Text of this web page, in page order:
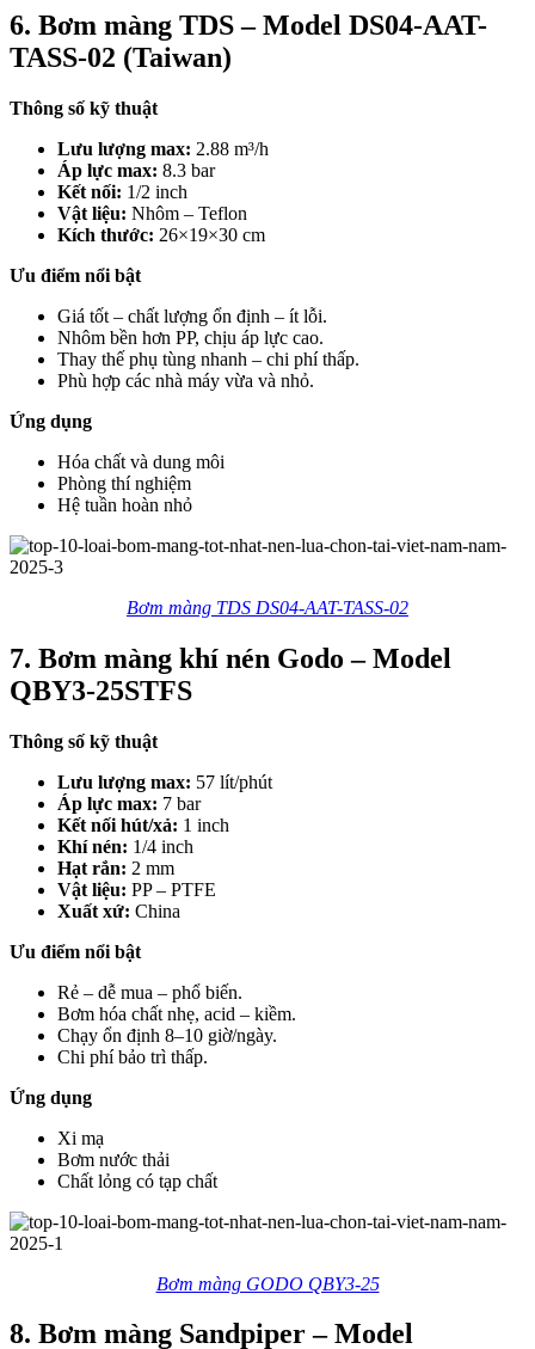
6. Bơm màng TDS – Model DS04-AAT-
TASS-02 (Taiwan)
Thông số kỹ thuật
Lưu lượng max: 2.88 m³/h
Áp lực max: 8.3 bar
Kết nối: 1/2 inch
Vật liệu: Nhôm – Teflon
Kích thước: 26×19×30 cm
Ưu điểm nổi bật
Giá tốt – chất lượng ổn định – ít lỗi.
Nhôm bền hơn PP, chịu áp lực cao.
Thay thế phụ tùng nhanh – chi phí thấp.
Phù hợp các nhà máy vừa và nhỏ.
Ứng dụng
Hóa chất và dung môi
Phòng thí nghiệm
Hệ tuần hoàn nhỏ
Bơm màng TDS DS04-AAT-TASS-02
7. Bơm màng khí nén Godo – Model
QBY3-25STFS
Thông số kỹ thuật
Lưu lượng max: 57 lít/phút
Áp lực max: 7 bar
Kết nối hút/xả: 1 inch
Khí nén: 1/4 inch
Hạt rắn: 2 mm
Vật liệu: PP – PTFE
Xuất xứ: China
Ưu điểm nổi bật
Rẻ – dễ mua – phổ biến.
Bơm hóa chất nhẹ, acid – kiềm.
Chạy ổn định 8–10 giờ/ngày.
Chi phí bảo trì thấp.
Ứng dụng
Xi mạ
Bơm nước thải
Chất lỏng có tạp chất
Bơm màng GODO QBY3-25
8. Bơm màng Sandpiper – Model